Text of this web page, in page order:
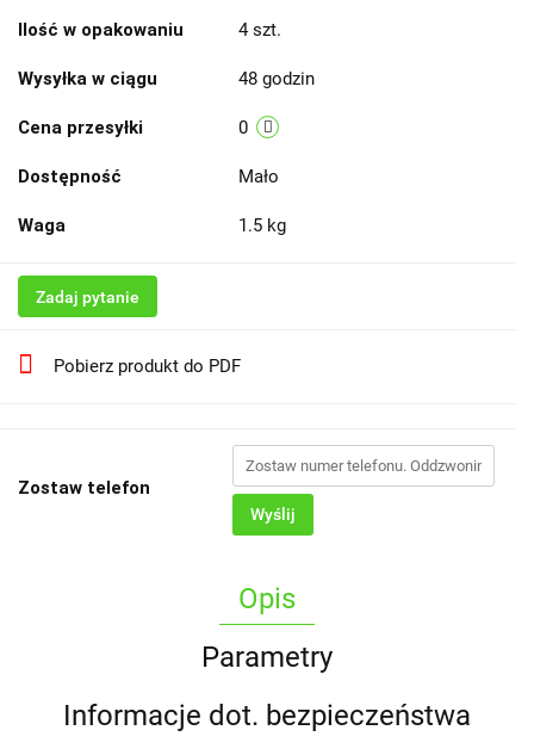
Ilość w opakowaniu 4 szt.
Wysyłka w ciągu 48 godzin
Cena przesyłki 0
Dostępność Mało
Waga 1.5 kg
Zadaj pytanie
Pobierz produkt do PDF
Zostaw telefon
Wyślij
Opis
Parametry
Informacje dot. bezpieczeństwa